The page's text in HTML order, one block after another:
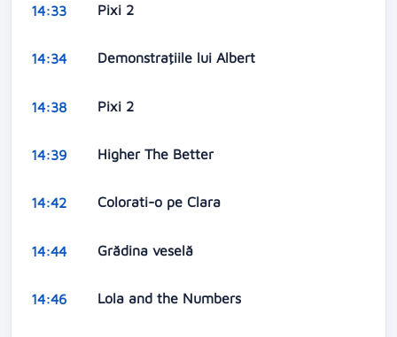
14:33 Pixi 2
14:34 Demonstraţiile lui Albert
14:38 Pixi 2
14:39 Higher The Better
14:42 Colorati-o pe Clara
14:44 Grădina veselă
14:46 Lola and the Numbers